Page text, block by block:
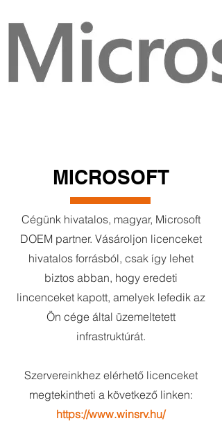
MICROSOFT
Cégünk hivatalos, magyar, Microsoft
DOEM partner. Vásároljon licenceket
hivatalos forrásból, csak így lehet
biztos abban, hogy eredeti
lincenceket kapott, amelyek lefedik az
Ön cége által üzemeltetett
infrastruktúrát.
Szervereinkhez elérhető licenceket
megtekintheti a következő linken:
https://www.winsrv.hu/